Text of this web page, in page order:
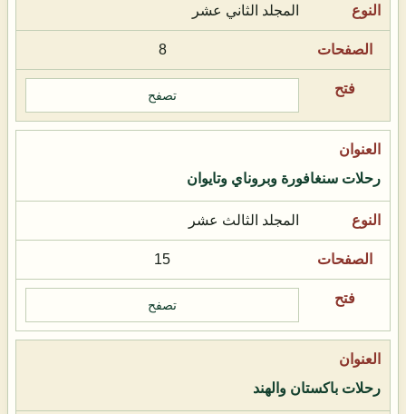
المجلد الثاني عشر
8
تصفح
رحلات سنغافورة وبروناي وتايوان
المجلد الثالث عشر
15
تصفح
رحلات باكستان والهند